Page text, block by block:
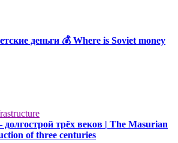
деньги 💰 Where is Soviet money
трёх веков | The Masurian
of three centuries